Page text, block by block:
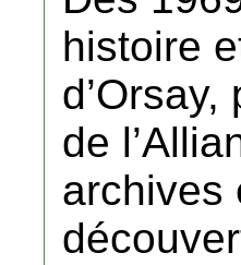
histoire
de
archives